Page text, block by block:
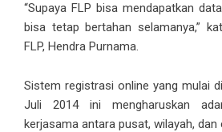
“Supaya FLP bisa mendapatkan
bisa tetap bertahan selamanya,”
FLP, Hendra Purnama.
Sistem registrasi online yang mulai
Juli 2014 ini mengharuskan
kerjasama antara pusat, wilayah, dan